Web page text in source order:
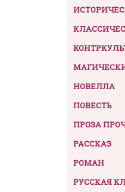
НОВЕЛЛА
ПОВЕСТЬ
ПРОЗА
РАССКАЗ
РОМАН
РУССКАЯ